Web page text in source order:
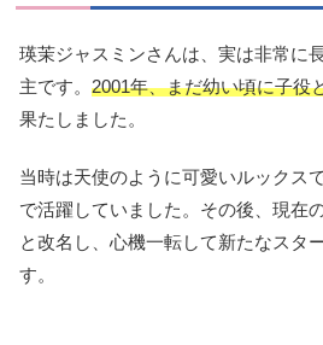
瑛茉ジャスミンさんは、実は非常に
主です。 2001年、まだ幼い頃に子役
果たしました。
当時は天使のように可愛いルックス
で活躍していました。その後、現在
と改名し、心機一転して新たなスタ
す。